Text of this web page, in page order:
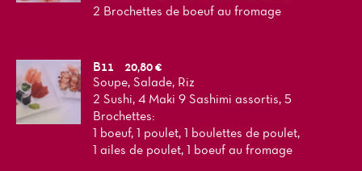
2 Brochettes de boeuf au fromage
B11
20,80 €
Soupe, Salade, Riz
2 Sushi, 4 Maki 9 Sashimi assortis, 5
Brochettes:
1 boeuf, 1 poulet, 1 boulettes de poulet,
1 ailes de poulet, 1 boeuf au fromage